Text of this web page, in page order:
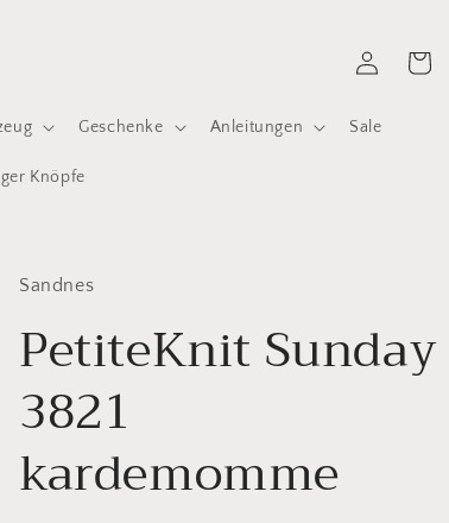
Geschenke Anleitungen Sale
Knöpfe
Einloggen
Sandnes
PetiteKnit Sunday
3821
kardemomme